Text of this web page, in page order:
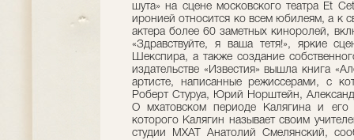
шута» на сцене московского театра Et
иронией относится ко всем юбилеям, а к
актера более 60 заметных киноролей,
«Здравствуйте, я ваша тетя!», яркие
Шекспира, а также создание
издательстве «Известия» вышла книга
артисте, написанные режиссерами, с
Роберт Стуруа, Юрий Норштейн,
О мхатовском периоде Калягина и его
которого Калягин называет своим
студии МХАТ Анатолий Смелянский,